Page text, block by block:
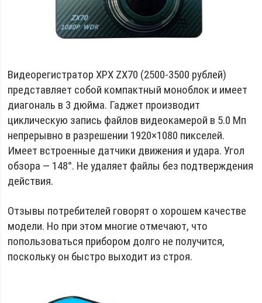
Видеорегистратор XPX ZX70 (2500-3500 рублей)
представляет собой компактный моноблок и имеет
диагональ в 3 дюйма. Гаджет производит
циклическую запись файлов видеокамерой в 5.0 Мп
непрерывно в разрешении 1920×1080 пикселей.
Имеет встроенные датчики движения и удара. Угол
обзора — 148°. Не удаляет файлы без подтверждения
действия.
Отзывы потребителей говорят о хорошем качестве
модели. Но при этом многие отмечают, что
попользоваться прибором долго не получится,
поскольку он быстро выходит из строя.